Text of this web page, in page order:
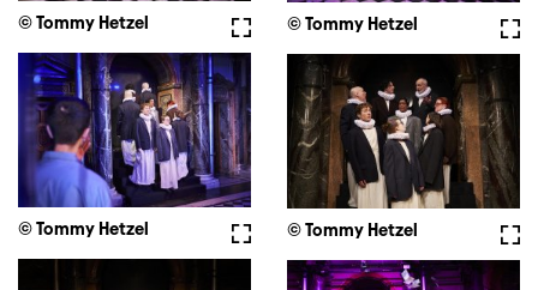
Vollbild
© Tommy Hetzel © Tommy Hetzel
Vollbild
© Tommy Hetzel © Tommy Hetzel